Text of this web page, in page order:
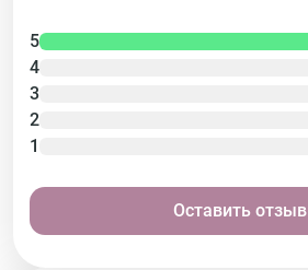
5
4
3
2
1
Оставить отзыв